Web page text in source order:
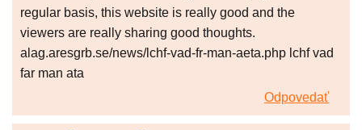
regular basis, this website is really good and the
viewers are really sharing good thoughts.
alag.aresgrb.se/news/lchf-vad-fr-man-aeta.php lchf vad
far man ata
Odpovedať